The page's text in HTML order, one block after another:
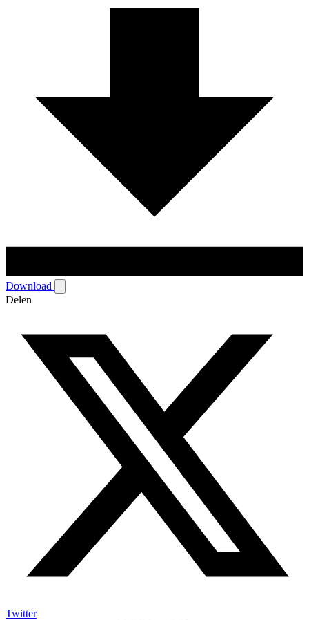
Download
Delen
Twitter